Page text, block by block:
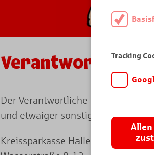
Der Verantwortliche im Sinne der
und etwaiger sonstiger
Kreissparkasse Halle-Wiedenbrück
Tracking
Analytics.
wird vor der
Allen